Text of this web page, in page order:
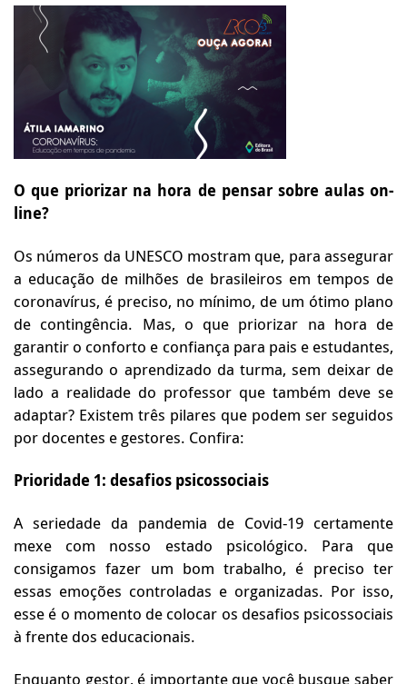
O que priorizar na hora de pensar sobre aulas on-
line?
Os números da UNESCO mostram que, para assegurar
a educação de milhões de brasileiros em tempos de
coronavírus, é preciso, no mínimo, de um ótimo plano
de contingência. Mas, o que priorizar na hora de
garantir o conforto e confiança para pais e estudantes,
assegurando o aprendizado da turma, sem deixar de
lado a realidade do professor que também deve se
adaptar? Existem três pilares que podem ser seguidos
por docentes e gestores. Confira:
Prioridade 1: desafios psicossociais
A seriedade da pandemia de Covid-19 certamente
mexe com nosso estado psicológico. Para que
consigamos fazer um bom trabalho, é preciso ter
essas emoções controladas e organizadas. Por isso,
esse é o momento de colocar os desafios psicossociais
à frente dos educacionais.
Enquanto gestor, é importante que você busque saber